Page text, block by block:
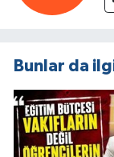
Bunlar da